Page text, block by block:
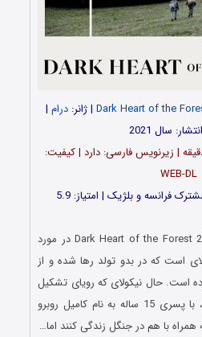
Dark Heart of the | ژانر:درام |
سال 2021
فرانسوی | مدت‌‌‌: 85 دقیقه | زیرنویس فارسی: دارد | کیفیت:
WEB-DL
Dark Heart of the Forest 2021 در مورد
نیکولای است که در بدو تولد رها شده و از
است. حال نیکولای که رویای تشکیل
خانواده را در سر می‌پروراند، با پسری 15 ساله به نام کامیل روبرو
با هم در جنگل زندگی کنند اما…